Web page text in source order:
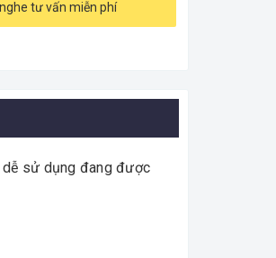
tư vấn miễn phí
dễ sử dụng đang được